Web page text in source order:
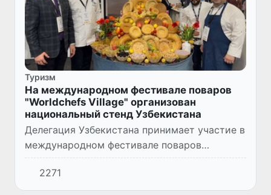
Туризм
На международном фестивале поваров
"Worldchefs Village" организован
национальный стенд Узбекистана
Делегация Узбекистана принимает участие в
международном фестивале поваров
«Worldchefs Village», который проходит во
французском городе Лионе.
2271